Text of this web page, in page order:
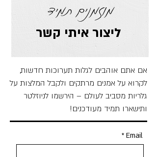
ליצור איתי קשר
מוזמנים תמיד
אם אתם אוהבים לגלות תערוכות חדשות,
לקרוא על אמנים מרתקים ולקבל המלצות על
גלריות מסביב לעולם – הירשמו לניוזלטר
ותישארו תמיד מעודכנים!
Email